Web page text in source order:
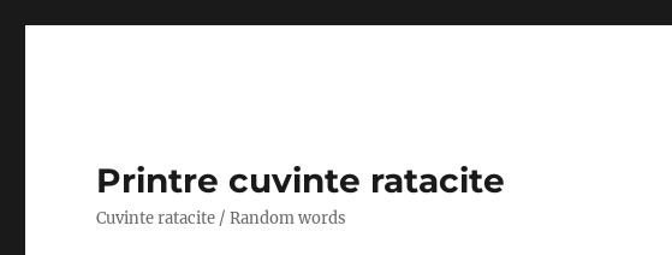
Printre cuvinte ratacite
Cuvinte ratacite / Random words